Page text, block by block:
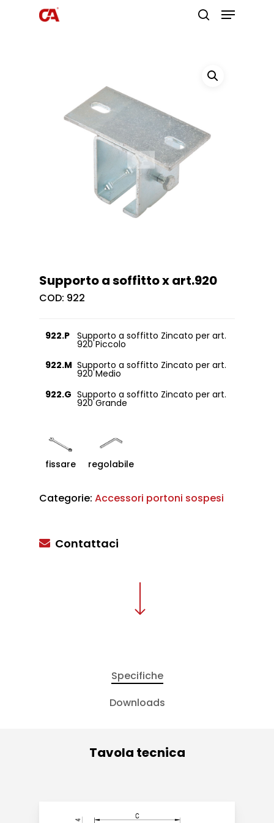
Supporto a soffitto x art.920
COD: 922
922.P Supporto a soffitto Zincato per art.
920 Piccolo
922.M Supporto a soffitto Zincato per art.
920 Medio
922.G Supporto a soffitto Zincato per art.
920 Grande
fissare regolabile
Categorie: Accessori portoni sospesi
Contattaci
Specifiche
Downloads
Tavola tecnica